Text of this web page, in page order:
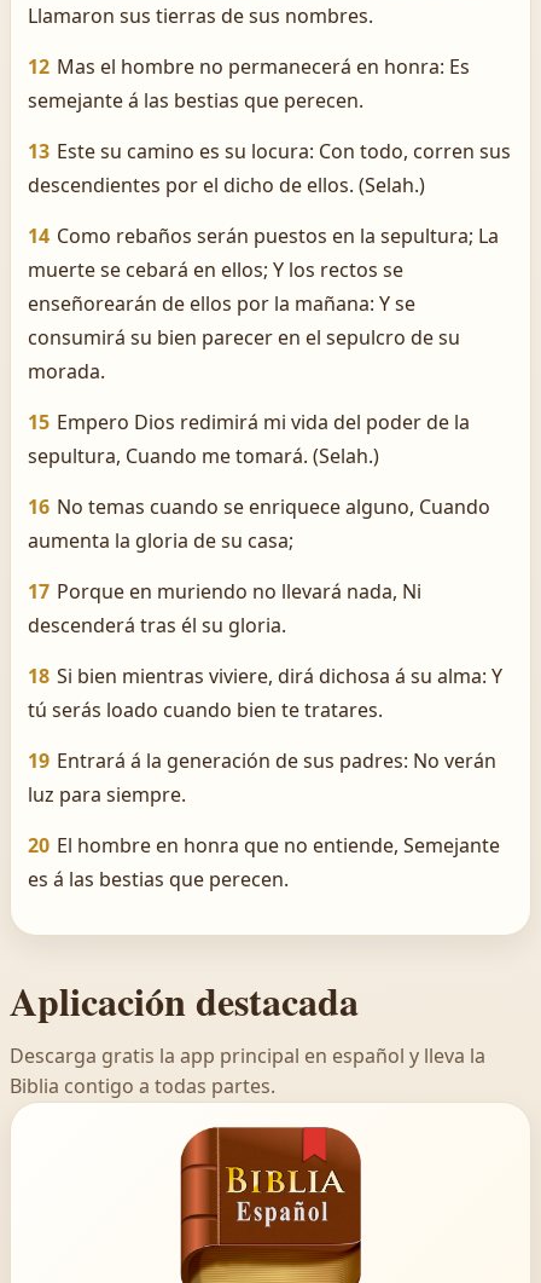
Llamaron sus tierras de sus nombres.
12 Mas el hombre no permanecerá en honra: Es
semejante á las bestias que perecen.
13 Este su camino es su locura: Con todo, corren sus
descendientes por el dicho de ellos. (Selah.)
14 Como rebaños serán puestos en la sepultura; La
muerte se cebará en ellos; Y los rectos se
enseñorearán de ellos por la mañana: Y se
consumirá su bien parecer en el sepulcro de su
morada.
15 Empero Dios redimirá mi vida del poder de la
sepultura, Cuando me tomará. (Selah.)
16 No temas cuando se enriquece alguno, Cuando
aumenta la gloria de su casa;
17 Porque en muriendo no llevará nada, Ni
descenderá tras él su gloria.
18 Si bien mientras viviere, dirá dichosa á su alma: Y
tú serás loado cuando bien te tratares.
19 Entrará á la generación de sus padres: No verán
luz para siempre.
20 El hombre en honra que no entiende, Semejante
es á las bestias que perecen.
Aplicación destacada
Descarga gratis la app principal en español y lleva la
Biblia contigo a todas partes.